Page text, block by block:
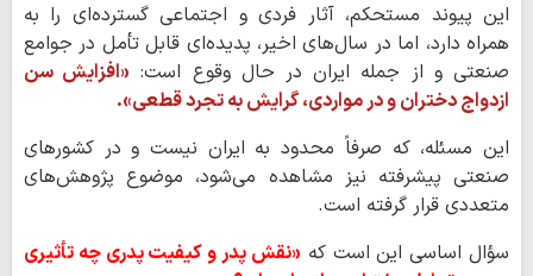
این پیوند مستحکم، آثار فردی و اجتماعی گسترده‌ای را به
همراه دارد، اما در سال‌های اخیر، پدیده‌ای قابل تأمل در جوامع
صنعتی و از جمله ایران در حال وقوع است: «افزایش سن
ازدواج دختران و در مواردی، گرایش به تجرد قطعی».
این مسئله، که صرفاً محدود به ایران نیست و در کشورهای
صنعتی پیشرفته نیز مشاهده می‌شود، موضوع پژوهش‌های
متعددی قرار گرفته است.
سؤال اساسی این است که «نقش پدر و کیفیت پدری چه تأثیری